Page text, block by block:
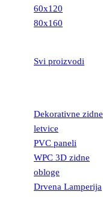
60x120
80x160
Svi proizvodi
Dekorativne zidne
letvice
PVC paneli
WPC 3D zidne
obloge
Drvena Lamperija